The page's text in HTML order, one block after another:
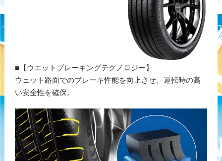
■【ウエットブレーキングテクノロジー】
ウェット路面でのブレーキ性能を向上させ、運転時の高
い安全性を確保。